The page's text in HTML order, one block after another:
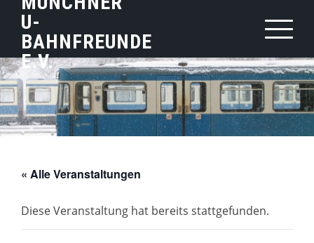
content
U-
BAHNFREUNDE
E.V.
« Alle Veranstaltungen
Diese Veranstaltung hat bereits stattgefunden.